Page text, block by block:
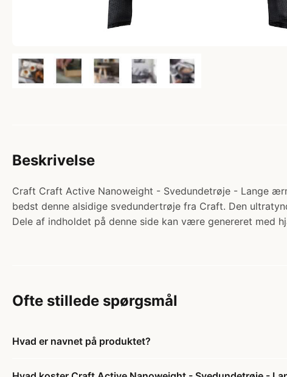
Beskrivelse
Craft Craft Active Nanoweight - Svedundetrøje - Lange
bedst denne alsidige svedundertrøje fra Craft. Den
Dele af indholdet på denne side kan være genereret med
Ofte stillede spørgsmål
Hvad er navnet på produktet?